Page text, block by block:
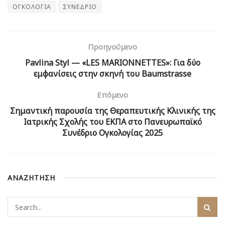
ΟΓΚΟΛΟΓΙΑ
ΣΥΝΕΔΡΙΟ
Προηγούμενο
Pavlina Styl — «LES MARIONNETTES»: Για δύο
εμφανίσεις στην σκηνή του Baumstrasse
Επόμενο
Σημαντική παρουσία της Θεραπευτικής Κλινικής της
Ιατρικής Σχολής του ΕΚΠΑ στο Πανευρωπαϊκό
Συνέδριο Ογκολογίας 2025
ΑΝΑΖΗΤΗΣΗ